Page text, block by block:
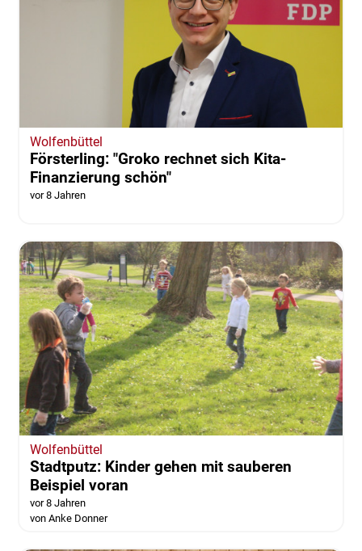
Wolfenbüttel
Försterling: "Groko rechnet sich Kita-
Finanzierung schön"
vor 8 Jahren
Wolfenbüttel
Stadtputz: Kinder gehen mit sauberen
Beispiel voran
vor 8 Jahren
von Anke Donner